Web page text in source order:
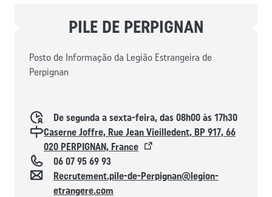
PILE DE PERPIGNAN
Posto de Informação da Legião Estrangeira de
Perpignan
Horaires d'ouverture
De segunda a sexta-feira, das 08h00 às 17h30
Localisation
Caserne Joffre, Rue Jean Vieilledent, BP 917, 66
020 PERPIGNAN, France
Téléphone
06 07 95 69 93
Contacto
Recrutement.pile-de-Perpignan@legion-
etrangere.com